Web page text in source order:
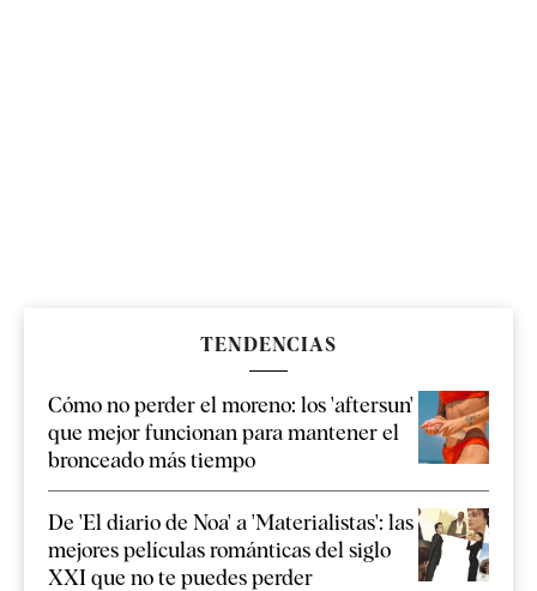
TENDENCIAS
Cómo no perder el moreno: los 'aftersun'
que mejor funcionan para mantener el
bronceado más tiempo
De 'El diario de Noa' a 'Materialistas': las
mejores películas románticas del siglo
XXI que no te puedes perder